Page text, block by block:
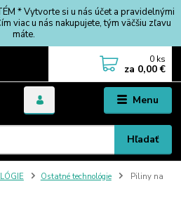
* Vytvorte si u nás účet a pravidelnými
viac u nás nakupujete, tým väčšiu zľavu
máte.
Menu
Hľadať
0 ks
za 0,00 €
Ostatné technológie
Piliny na